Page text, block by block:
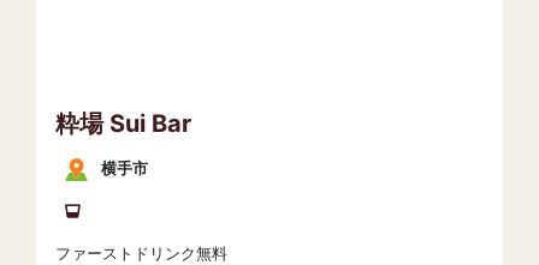
粋場 Sui Bar
横手市
ファーストドリンク無料